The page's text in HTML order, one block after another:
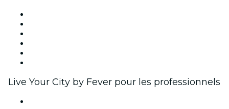
Live Your City by Fever pour les professionnels